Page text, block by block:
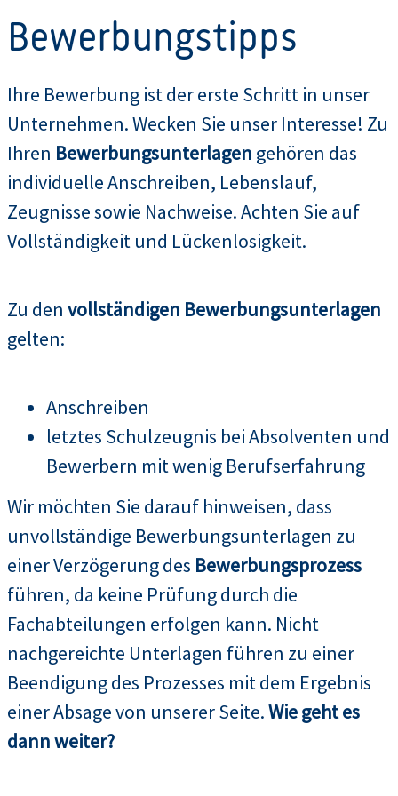
Bewerbungstipps
Ihre Bewerbung ist der erste Schritt in unser
Unternehmen. Wecken Sie unser Interesse! Zu
Ihren Bewerbungsunterlagen gehören das
individuelle Anschreiben, Lebenslauf,
Zeugnisse sowie Nachweise. Achten Sie auf
Vollständigkeit und Lückenlosigkeit.
Zu den vollständigen Bewerbungsunterlagen
gelten:
Anschreiben
letztes Schulzeugnis bei Absolventen und
Bewerbern mit wenig Berufserfahrung
Wir möchten Sie darauf hinweisen, dass
unvollständige Bewerbungsunterlagen zu
einer Verzögerung des Bewerbungsprozess
führen, da keine Prüfung durch die
Fachabteilungen erfolgen kann. Nicht
nachgereichte Unterlagen führen zu einer
Beendigung des Prozesses mit dem Ergebnis
einer Absage von unserer Seite.Wie geht es
dann weiter?